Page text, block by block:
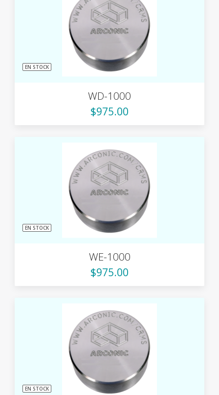
EN STOCK
WD-1000
$975.00
EN STOCK
WE-1000
$975.00
EN STOCK